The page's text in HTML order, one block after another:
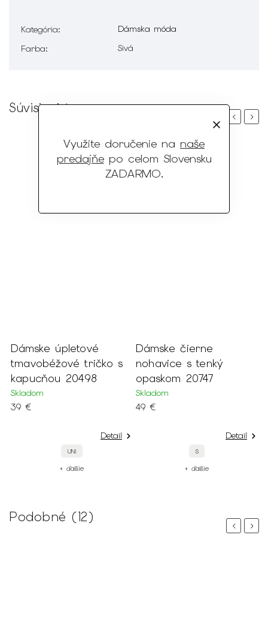
Využite doručenie na naše
predajňepo celom Slovensku
ZADARMO.
Kategória:
Dámska móda
Farba: Sivá
Súvisiaci tovar
Previous
Dámske úpletové
tmavobéžové tričko s
kapucňou 20498
Skladom
39 €
Detail
UNI
+ ďalšie
Dámske čierne
nohavice s tenký
opaskom 20747
Skladom
49 €
Detail
S
+ ďalšie
Next
Podobné (12)
PreviousNext